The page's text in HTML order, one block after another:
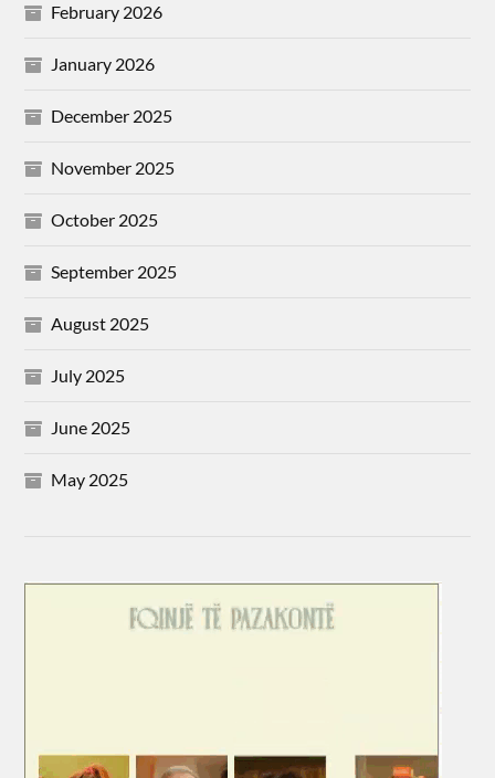
February 2026
January 2026
December 2025
November 2025
October 2025
September 2025
August 2025
July 2025
June 2025
May 2025